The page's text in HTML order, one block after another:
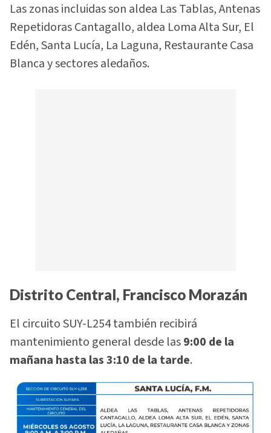
Las zonas incluidas son aldea Las Tablas, Antenas
Repetidoras Cantagallo, aldea Loma Alta Sur, El
Edén, Santa Lucía, La Laguna, Restaurante Casa
Blanca y sectores aledaños.
Distrito Central, Francisco Morazán
El circuito SUY-L254 también recibirá
mantenimiento general desde las9:00 de la
mañana hasta las 3:10 de la tarde.